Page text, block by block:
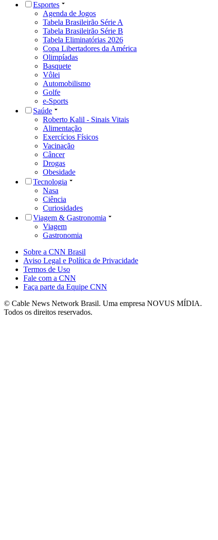
Esportes
Agenda de Jogos
Tabela Brasileirão Série A
Tabela Brasileirão Série B
Tabela Eliminatórias 2026
Copa Libertadores da América
Olimpíadas
Basquete
Vôlei
Automobilismo
Golfe
e-Sports
Saúde
Roberto Kalil - Sinais Vitais
Alimentação
Exercícios Físicos
Vacinação
Câncer
Drogas
Obesidade
Tecnologia
Nasa
Ciência
Curiosidades
Viagem & Gastronomia
Viagem
Gastronomia
Sobre a CNN Brasil
Aviso Legal e Política de Privacidade
Termos de Uso
Fale com a CNN
Faça parte da Equipe CNN
© Cable News Network Brasil. Uma empresa NOVUS MÍDIA.
Todos os direitos reservados.